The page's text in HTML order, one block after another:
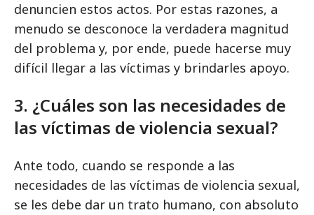
denuncien estos actos. Por estas razones, a
menudo se desconoce la verdadera magnitud
del problema y, por ende, puede hacerse muy
difícil llegar a las víctimas y brindarles apoyo.
3. ¿Cuáles son las necesidades de
las víctimas de violencia sexual?
Ante todo, cuando se responde a las
necesidades de las víctimas de violencia sexual,
se les debe dar un trato humano, con absoluto